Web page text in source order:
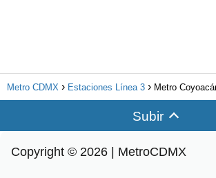
Metro CDMX Estaciones Línea 3 Metro
Subir
Copyright © 2026 | MetroCDMX